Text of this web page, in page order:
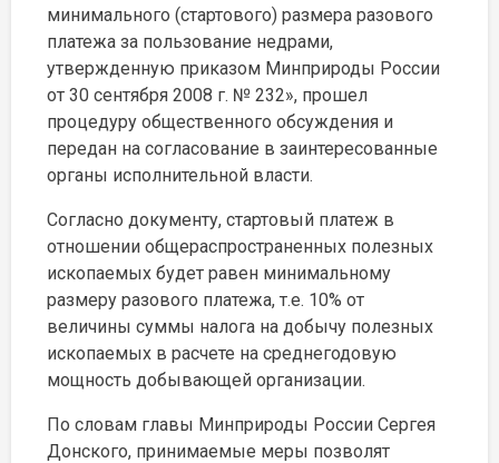
минимального (стартового) размера разового
платежа за пользование недрами,
утвержденную приказом Минприроды России
от 30 сентября 2008 г. № 232», прошел
процедуру общественного обсуждения и
передан на согласование в заинтересованные
органы исполнительной власти.
Согласно документу, стартовый платеж в
отношении общераспространенных полезных
ископаемых будет равен минимальному
размеру разового платежа, т.е. 10% от
величины суммы налога на добычу полезных
ископаемых в расчете на среднегодовую
мощность добывающей организации.
По словам главы Минприроды России Сергея
Донского, принимаемые меры позволят